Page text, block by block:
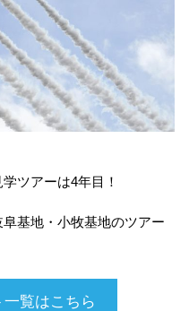
ツアーは4年目！
基地・小牧基地のツアー
覧はこちら